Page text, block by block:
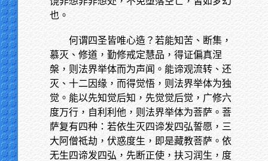
也。
何谓四圣皆唯心造？若能知苦、断集，
慕灭、修道，勤修戒定慧品，得证偏真涅
槃，则法界举体而为声闻。能谛观流转、还
灭、十二因缘，而得觉悟，则法界举体为独
觉。能以先知觉后知，先觉觉后觉，广修六
度万行，自利利他，则法界举体为菩萨。菩
萨复有四种：若依生灭四谛发四弘誓愿，三
大阿僧祗劫，伏惑度生，即是藏教菩萨。依
无生四谛发四弘，先断正使，扶习润生，度